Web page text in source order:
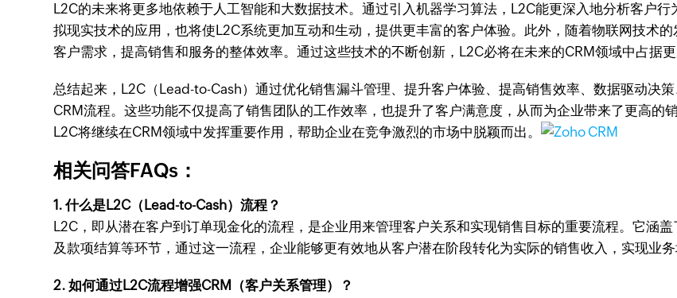
L2C的未来将更多地依赖于人工智能和大数据技术。通过引入机器学习算法，L2C能更深入地分析客户
拟现实技术的应用，也将使L2C系统更加互动和生动，提供更丰富的客户体验。此外，随着物联网技术
客户需求，提高销售和服务的整体效率。通过这些技术的不断创新，L2C必将在未来的CRM领域中占据更
总结起来，L2C（Lead-to-Cash）通过优化销售漏斗管理、提升客户体验、提高销售效率、数据驱动决
CRM流程。这些功能不仅提高了销售团队的工作效率，也提升了客户满意度，从而为企业带来了更高的
L2C将继续在CRM领域中发挥重要作用，帮助企业在竞争激烈的市场中脱颖而出。
相关问答FAQs：
1. 什么是L2C（Lead-to-Cash）流程？
L2C，即从潜在客户到订单现金化的流程，是企业用来管理客户关系和实现销售目标的重要流程。它涵
及款项结算等环节，通过这一流程，企业能够更有效地从客户潜在阶段转化为实际的销售收入，实现业务
2. 如何通过L2C流程增强CRM（客户关系管理）？